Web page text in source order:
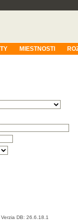
MIESTNOSTI
DB: 26.6.18.1